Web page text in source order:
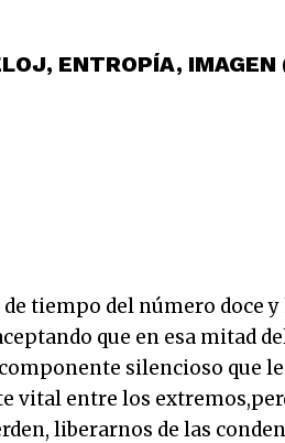
ENTROPÍA, IMAGEN
tiempo del número doce
que en esa mitad
silencioso que
vital entre los
liberarnos de las